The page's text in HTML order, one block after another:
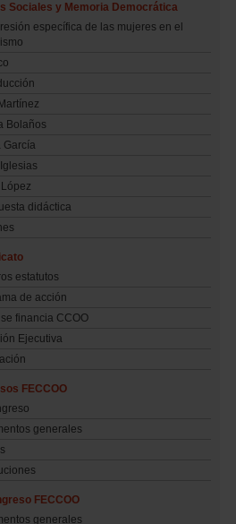
Sociales y Memoria Democrática
específica de las mujeres en el
Bolaños
García
didáctica
estatutos
de acción
financia CCOO
Ejecutiva
FECCOO
generales
FECCOO
generales